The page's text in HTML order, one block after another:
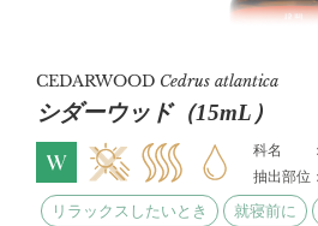
CEDARWOOD Cedrus atlantica
シダーウッド（15mL）
科名 ：
抽出部位
リラックスしたいとき 就寝前に